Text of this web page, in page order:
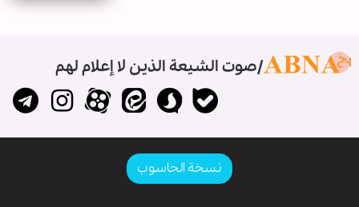
صوت الشيعة الذين لا إعلام لهم
نسخة الحاسوب